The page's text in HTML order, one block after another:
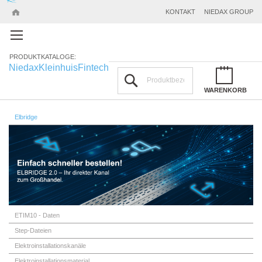
NIEDAX GROUP
KONTAKT
PRODUKTKATALOGE:
NiedaxKleinhuisFintech
WARENKORB
Elbridge
ETIM10 - Daten
Step-Dateien
Elektroinstallationskanäle